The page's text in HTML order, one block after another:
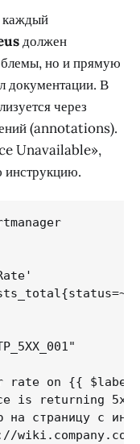
каждый
должен
но и прямую
документации. В
через
(annotations).
Unavailable»,
инструкцию.
rate on {{
is returning 5xx
на страницу с